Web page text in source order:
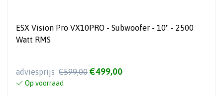
ESX Vision Pro VX10PRO - Subwoofer - 10" - 2500
Watt RMS
adviesprijs €599,00 €499,00
Op voorraad